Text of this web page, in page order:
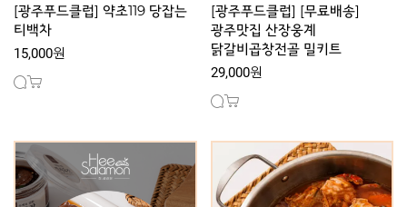
[광주푸드클럽] 약초119 당잡는
티백차
15,000원
[광주푸드클럽] [무료배송]
광주맛집 산장웅계
닭갈비곱창전골 밀키트
29,000원